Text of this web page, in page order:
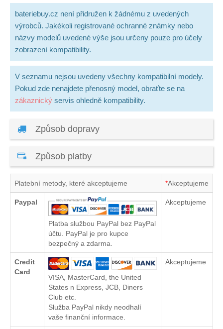
bateriebuy.cz není přidružen k žádnému z uvedených
výrobců. Jakékoli registrované ochranné známky nebo
názvy modelů uvedené výše jsou určeny pouze pro účely
zobrazení kompatibility.
V seznamu nejsou uvedeny všechny kompatibilní modely.
Pokud zde nenajdete přenosný model, obraťte se na
zákaznický servis ohledně kompatibility.
Způsob dopravy
Způsob platby
Platební metody, které akceptujeme *Akceptujeme
Paypal
Platba službou PayPal bez PayPal
účtu. PayPal je pro kupce
bezpečný a zdarma.
Akceptujeme
Credit
Card
VISA, MasterCard, the United
States n Express, JCB, Diners
Club etc.
Služba PayPal nikdy neodhalí
vaše finanční informace.
Akceptujeme